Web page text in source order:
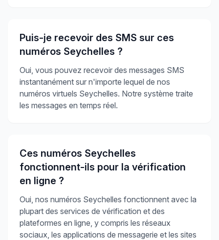
Puis-je recevoir des SMS sur ces
numéros Seychelles ?
Oui, vous pouvez recevoir des messages SMS
instantanément sur n'importe lequel de nos
numéros virtuels Seychelles. Notre système traite
les messages en temps réel.
Ces numéros Seychelles
fonctionnent-ils pour la vérification
en ligne ?
Oui, nos numéros Seychelles fonctionnent avec la
plupart des services de vérification et des
plateformes en ligne, y compris les réseaux
sociaux, les applications de messagerie et les sites